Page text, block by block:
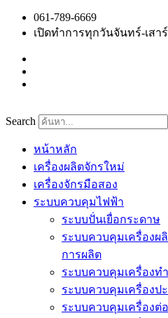
Skip
061-789-6669
เปิดทำการทุกวันจันทร์-เสาร์
Search
หน้าหลัก
เครื่องผลิตจักรใหม่
เครื่องจักรมือสอง
ระบบควบคุมไฟฟ้า
ระบบปั่นเยื่อกระดาษ
ระบบควบคุมเครื่องผ
การผลิต
ระบบควบคุมเครื่องท
ระบบควบคุมเครื่องป
ระบบควบคุมเครื่องต่